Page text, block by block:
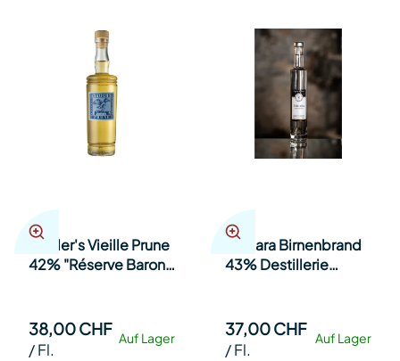
Studer's Vieille Prune
42% "Réserve Baron
Auf Lager
38,00 CHF
/Fl.
Subiara Birnenbrand
43% Destillerie
Auf Lager
37,00 CHF
/Fl.